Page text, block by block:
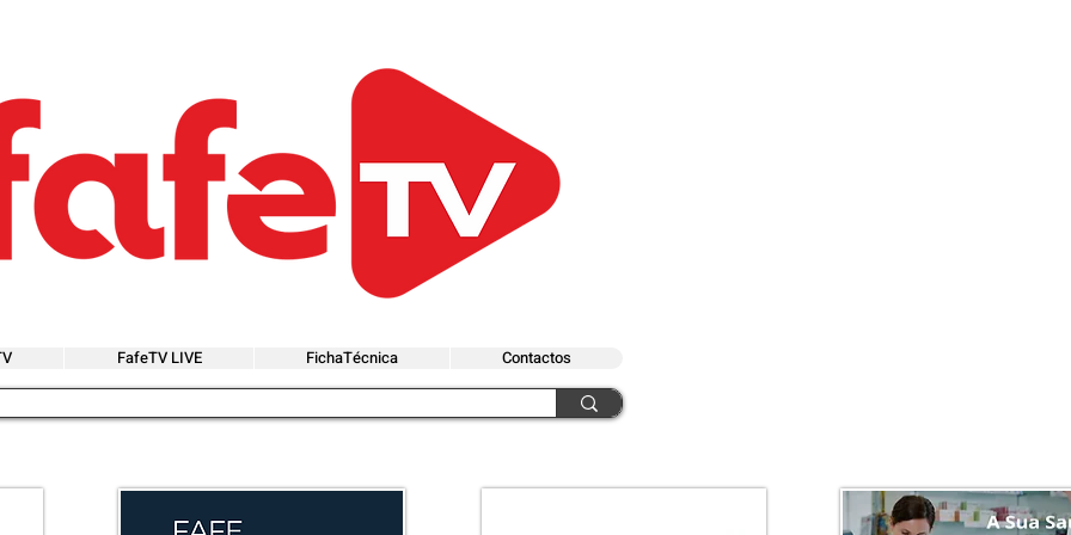
FafeTV LIVE FichaTécnica Contactos